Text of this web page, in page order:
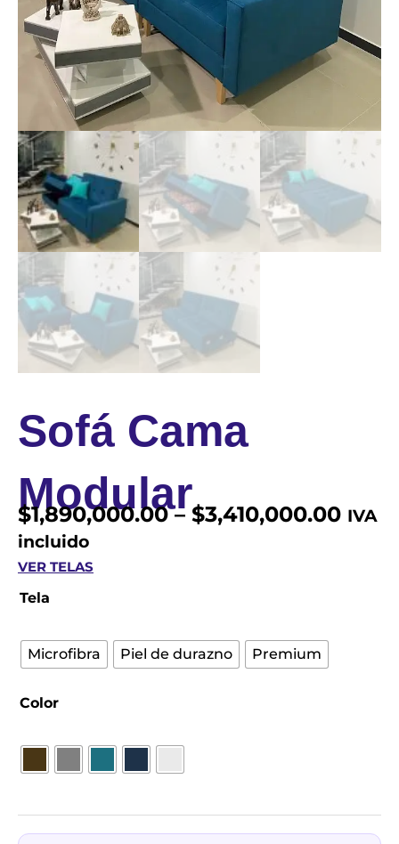
Sofá Cama
Modular
$1,890,000.00– $3,410,000.00 IVA
incluido
VER TELAS
Tela
Microfibra Piel de durazno Premium
Color
Cama
cantidad